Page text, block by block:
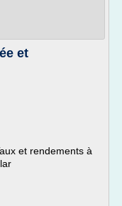
et
et rendements à